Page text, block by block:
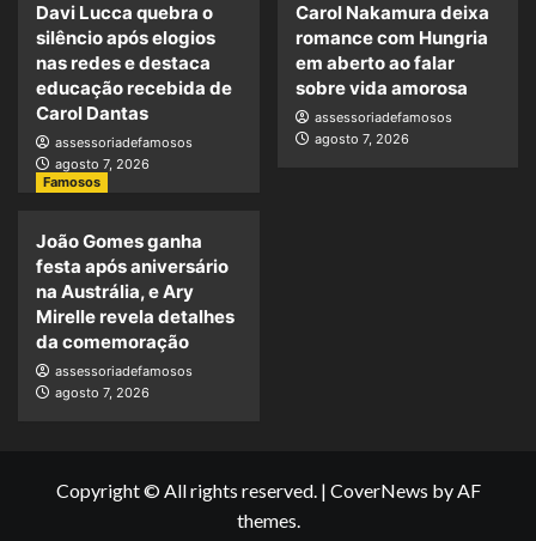
Davi Lucca quebra o
silêncio após elogios
nas redes e destaca
educação recebida de
Carol Dantas
assessoriadefamosos
agosto 7, 2026
Carol Nakamura deixa
romance com Hungria
em aberto ao falar
sobre vida amorosa
assessoriadefamosos
agosto 7, 2026
Famosos
João Gomes ganha
festa após aniversário
na Austrália, e Ary
Mirelle revela detalhes
da comemoração
assessoriadefamosos
agosto 7, 2026
Copyright © All rights reserved. | CoverNews by AF
themes.